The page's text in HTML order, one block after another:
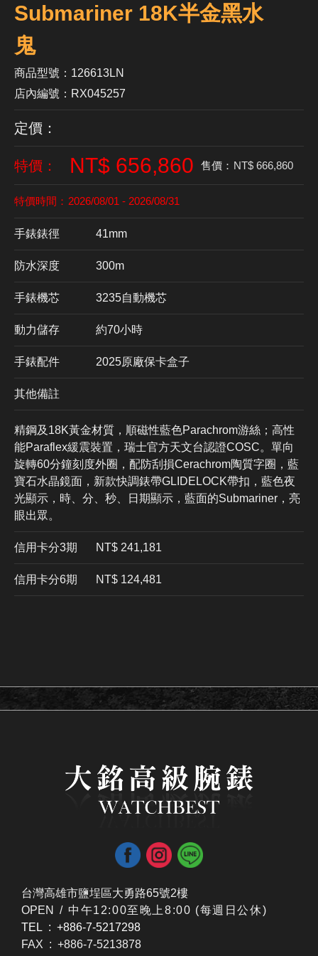
Submariner 18K半金黑水
鬼
商品型號：126613LN
店內編號：RX045257
定價：
特價： NT$ 656,860 售價：NT$ 666,860
特價時間：2026/08/01 - 2026/08/31
手錶錶徑 41mm
防水深度 300m
手錶機芯 ​3235自動機芯
動力儲存 約70小時
手錶配件 2025原廠保卡盒子
其他備註
精鋼及18K黃金材質，順磁性藍色Parachrom游絲；高性
能Paraflex緩震裝置，瑞士官方天文台認證COSC。單向
旋轉60分鐘刻度外圈，配防刮損Cerachrom陶質字圈，藍
寶石水晶鏡面，新款快調錶帶GLIDELOCK帶扣，藍色夜
光顯示，時、分、秒、日期顯示，藍面的Submariner，亮
眼出眾。
信用卡分3期 ​NT$ 241,181
信用卡分6期 NT$ 124,481
台灣高雄市鹽埕區大勇路65號2樓
OPEN / ​中午12:00至晚上8:00 (每週日公休)
TEL : +886-7-5217298
FAX : +886-7-5213878